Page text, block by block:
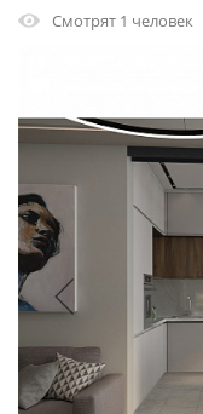
Смотрят 1 человек